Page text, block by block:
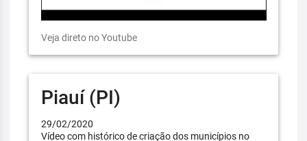
Veja direto no Youtube
Piauí (PI)
29/02/2020
Vídeo com histórico de criação dos municípios no